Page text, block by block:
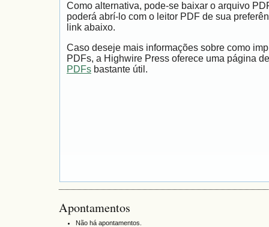
Como alternativa, pode-se baixar o arquivo
poderá abrí-lo com o leitor PDF de sua
link abaixo.
Caso deseje mais informações sobre como
PDFs, a Highwire Press oferece uma página
PDFs bastante útil.
Apontamentos
Não há apontamentos.